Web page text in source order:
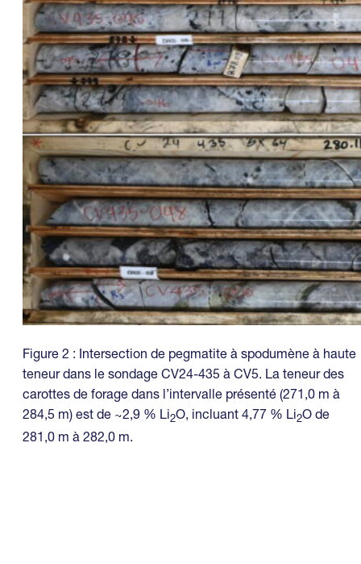
Figure 2 : Intersection de pegmatite à spodumène à haute
teneur dans le sondage CV24-435 à CV5. La teneur des
carottes de forage dans l’intervalle présenté (271,0 m à
284,5 m) est de ~2,9 % Li2O, incluant 4,77 % Li2O de
281,0 m à 282,0 m.